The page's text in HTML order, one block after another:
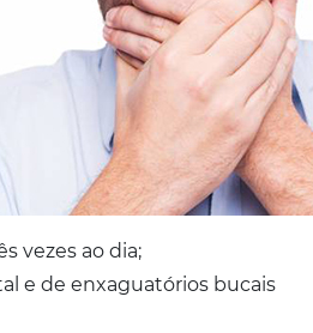
vezes ao dia;
e de enxaguatórios bucais